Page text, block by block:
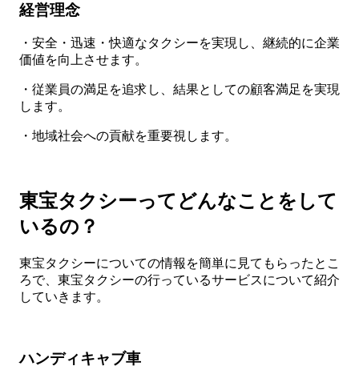
経営理念
・安全・迅速・快適なタクシーを実現し、継続的に企業
価値を向上させます。
・従業員の満足を追求し、結果としての顧客満足を実現
します。
・地域社会への貢献を重要視します。
東宝タクシーってどんなことをして
いるの？
東宝タクシーについての情報を簡単に見てもらったとこ
ろで、東宝タクシーの行っているサービスについて紹介
していきます。
ハンディキャブ車